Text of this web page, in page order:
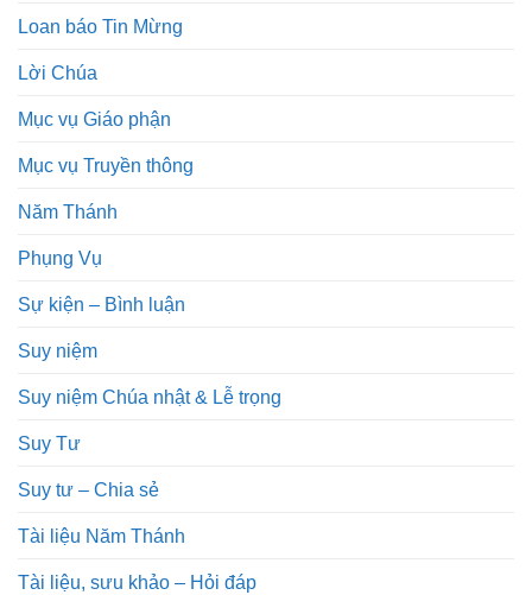
Loan báo Tin Mừng
Lời Chúa
Mục vụ Giáo phận
Mục vụ Truyền thông
Năm Thánh
Phụng Vụ
Sự kiện – Bình luận
Suy niệm
Suy niệm Chúa nhật & Lễ trọng
Suy Tư
Suy tư – Chia sẻ
Tài liệu Năm Thánh
Tài liệu, sưu khảo – Hỏi đáp